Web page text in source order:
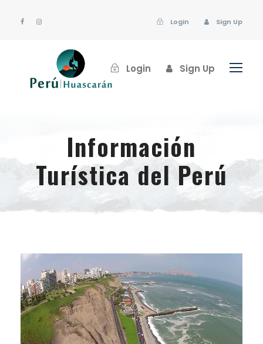
Login Sign Up
Login Sign Up
Información
Turística del Perú